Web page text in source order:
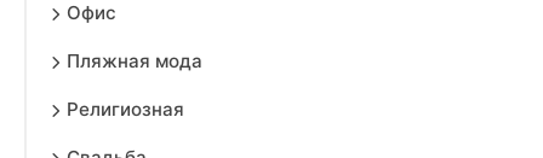
Офис
Пляжная мода
Религиозная